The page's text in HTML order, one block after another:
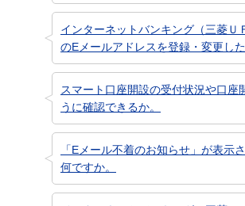
インターネットバンキング（三菱Ｕ
のEメールアドレスを登録・変更した
スマート口座開設の受付状況や口座
うに確認できるか。
「Eメール不着のお知らせ」が表示
何ですか。